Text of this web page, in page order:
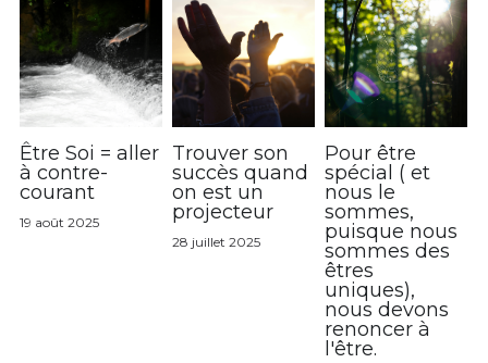
Être Soi = aller
à contre-
courant
19 août 2025
Trouver son
succès quand
on est un
projecteur
28 juillet 2025
Pour être
spécial ( et
nous le
sommes,
puisque nous
sommes des
êtres
uniques),
nous devons
renoncer à
l'être.